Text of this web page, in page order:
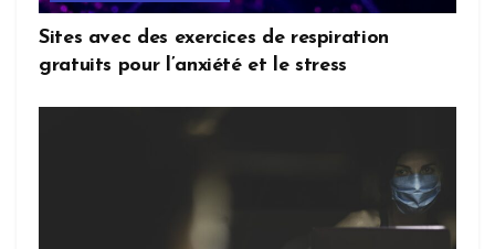
Sites avec des exercices de respiration
gratuits pour l’anxiété et le stress